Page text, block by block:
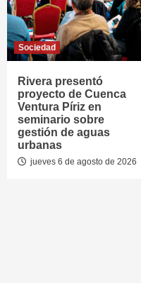
Sociedad
Rivera presentó
proyecto de Cuenca
Ventura Píriz en
seminario sobre
gestión de aguas
urbanas
jueves 6 de agosto de 2026